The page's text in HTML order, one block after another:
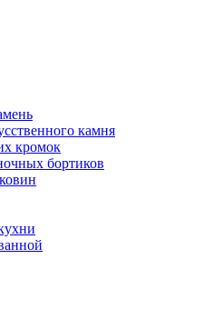
камня
кромок
бортиков